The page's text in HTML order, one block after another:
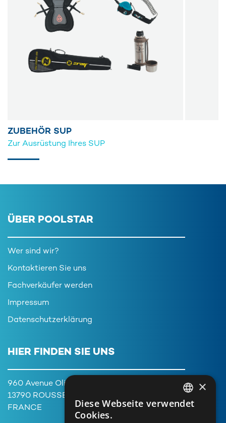
ZUBEHÖR SUP
Zur Ausrüstung Ihres SUP
ÜBER POOLSTAR
Wer sind wir?
Kontaktieren Sie uns
Fachverkäufer werden
Impressum
Datenschutzerklärung
HIER FINDEN SIE UNS
960 Avenue Olivier Perroy,
13790 ROUSSET
FRANCE
FRENCH
×
Diese Webseite verwendet
Cookies.